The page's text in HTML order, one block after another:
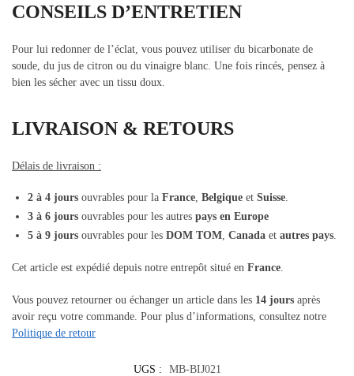
CONSEILS D’ENTRETIEN
Pour lui redonner de l’éclat, vous pouvez utiliser du bicarbonate de
soude, du jus de citron ou du vinaigre blanc. Une fois rincés, pensez à
bien les sécher avec un tissu doux.
LIVRAISON & RETOURS
Délais de livraison :
2 à 4 jours ouvrables pour la France, Belgique et Suisse.
3 à 6 jours ouvrables pour les autres pays en Europe
5 à 9 jours ouvrables pour les DOM TOM, Canada et autres pays.
Cet article est expédié depuis notre entrepôt situé en France.
Vous pouvez retourner ou échanger un article dans les 14 jours après
avoir reçu votre commande. Pour plus d’informations, consultez notre
Politique de retour
UGS :
MB-BIJ021